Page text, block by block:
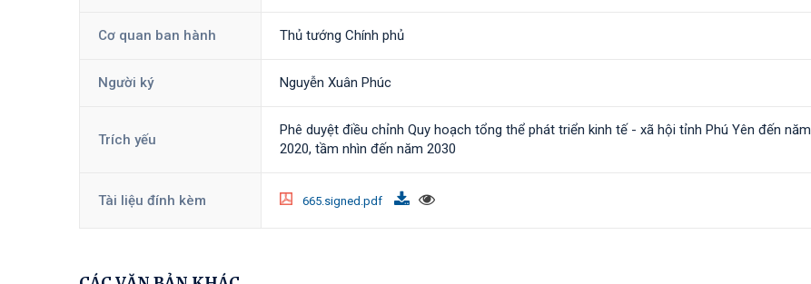
Cơ quan ban hành Thủ tướng Chính phủ
Người ký Nguyễn Xuân Phúc
Trích yếu
Phê duyệt điều chỉnh Quy hoạch tổng thể phát triển kinh tế - xã hội tỉnh Phú Yên đến năm
2020, tầm nhìn đến năm 2030
Tài liệu đính kèm 665.signed.pdf